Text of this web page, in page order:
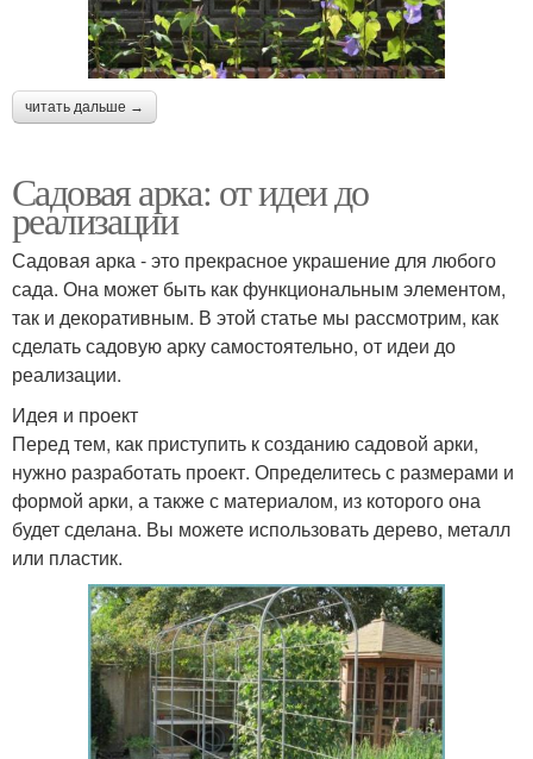
читать дальше →
Садовая арка: от идеи до
реализации
Садовая арка - это прекрасное украшение для любого
сада. Она может быть как функциональным элементом,
так и декоративным. В этой статье мы рассмотрим, как
сделать садовую арку самостоятельно, от идеи до
реализации.
Идея и проект
Перед тем, как приступить к созданию садовой арки,
нужно разработать проект. Определитесь с размерами и
формой арки, а также с материалом, из которого она
будет сделана. Вы можете использовать дерево, металл
или пластик.